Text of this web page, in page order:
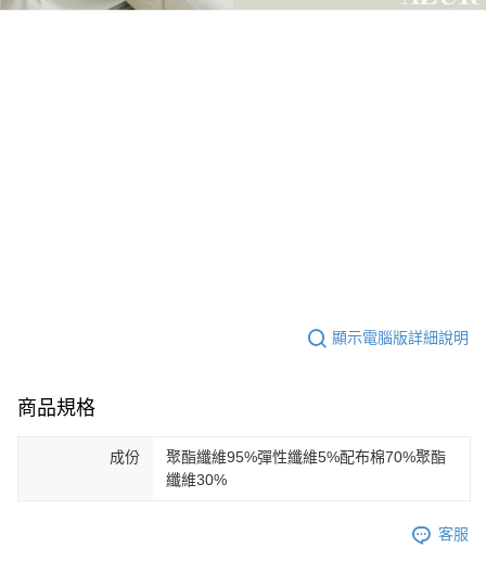
顯示電腦版詳細說明
商品規格
成份
聚酯纖維95%彈性纖維5%配布棉70%聚酯
纖維30%
客服